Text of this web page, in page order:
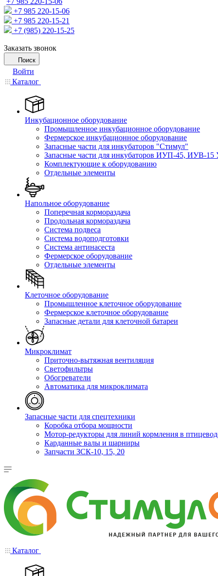
+7 985 220-15-06
+7 985 220-15-21
+7 (985) 220-15-25
Заказать звонок
Поиск
Войти
Каталог
Инкубационное оборудование
Промышленное инкубационное оборудование
Фермерское инкубационное оборудование
Запасные части для инкубаторов "Стимул"
Запасные части для инкубаторов ИУП-45, ИУВ-15
Комплектующие к оборудованию
Отдельные элементы
Напольное оборудование
Поперечная кормораздача
Продольная кормораздача
Система подвеса
Система водоподготовки
Система антинасеста
Фермерское оборудование
Отдельные элементы
Клеточное оборудование
Промышленное клеточное оборудование
Фермерское клеточное оборудование
Запасные детали для клеточной батареи
Микроклимат
Приточно-вытяжная вентиляция
Светофильтры
Обогреватели
Автоматика для микроклимата
Запасные части для спецтехники
Коробка отбора мощности
Мотор-редукторы для линий кормления в
Карданные валы и шарниры
Запчасти ЗСК-10, 15, 20
Каталог